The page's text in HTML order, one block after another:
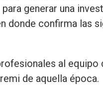
generar una
donde confirma las
al
de aquella época.